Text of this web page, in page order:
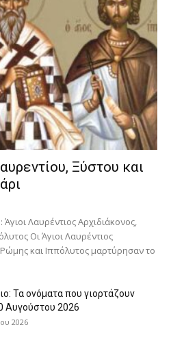
Ξύστου και
Λαυρέντιος Αρχιδιάκονος,
Οι Άγιοι Λαυρέντιος
και Ιππόλυτος μαρτύρησαν το
Τα ονόματα που γιορτάζουν
Αυγούστου 2026
2026